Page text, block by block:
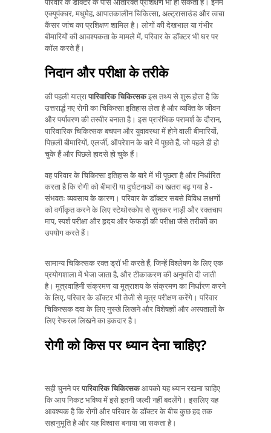
एक्यूपंक्चर, मधुमेह, आपातकालीन चिकित्सा, अल्ट्रासाउंड और त्वचा
कैंसर जांच का प्रशिक्षण शामिल है। लोगों की देखभाल या गंभीर
बीमारियों की आवश्यकता के मामले में, परिवार के डॉक्टर भी घर पर
कॉल करते हैं।
निदान और परीक्षा के तरीके
की पहली यात्रापारिवारिक चिकित्सकइस तथ्य से शुरू होता है कि
उत्तरार्द्ध नए रोगी का चिकित्सा इतिहास लेता है और व्यक्ति के जीवन
और पर्यावरण की तस्वीर बनाता है। इस प्रारंभिक परामर्श के दौरान,
पारिवारिक चिकित्सक बचपन और युवावस्था में होने वाली बीमारियों,
पिछली बीमारियों, एलर्जी, ऑपरेशन के बारे में पूछते हैं, जो पहले ही हो
चुके हैं और पिछले हादसे हो चुके हैं।
वह परिवार के चिकित्सा इतिहास के बारे में भी पूछता है और निर्धारित
करता है कि रोगी को बीमारी या दुर्घटनाओं का खतरा बढ़ गया है -
संभवतः व्यवसाय के कारण। परिवार के डॉक्टर सबसे विविध लक्षणों
को वर्गीकृत करने के लिए स्टेथोस्कोप से सुनकर नाड़ी और रक्तचाप
माप, स्पर्श परीक्षा और हृदय और फेफड़ों की परीक्षा जैसे तरीकों का
उपयोग करते हैं।
सामान्य चिकित्सक रक्त ड्रॉ भी करते हैं, जिन्हें विश्लेषण के लिए एक
प्रयोगशाला में भेजा जाता है, और टीकाकरण की अनुमति दी जाती
है। मूत्रवाहिनी संक्रमण या मूत्राशय के संक्रमण का निर्धारण करने
के लिए, परिवार के डॉक्टर भी तेजी से मूत्र परीक्षण करेंगे। परिवार
चिकित्सक दवा के लिए नुस्खे लिखने और विशेषज्ञों और अस्पतालों के
लिए रेफरल लिखने का हकदार है।
रोगी को किस पर ध्यान देना चाहिए?
सही चुनने परपारिवारिक चिकित्सकआपको यह ध्यान रखना चाहिए
कि आप निकट भविष्य में इसे इतनी जल्दी नहीं बदलेंगे। इसलिए यह
आवश्यक है कि रोगी और परिवार के डॉक्टर के बीच कुछ हद तक
सहानुभूति है और यह विश्वास बनाया जा सकता है।